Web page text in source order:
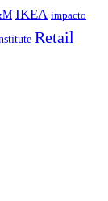
IKEA impacto
Retail